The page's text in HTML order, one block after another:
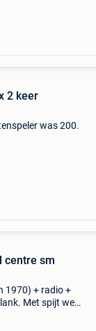
2 keer
was 200.
centre sm
1970) + radio +
Met spijt weg